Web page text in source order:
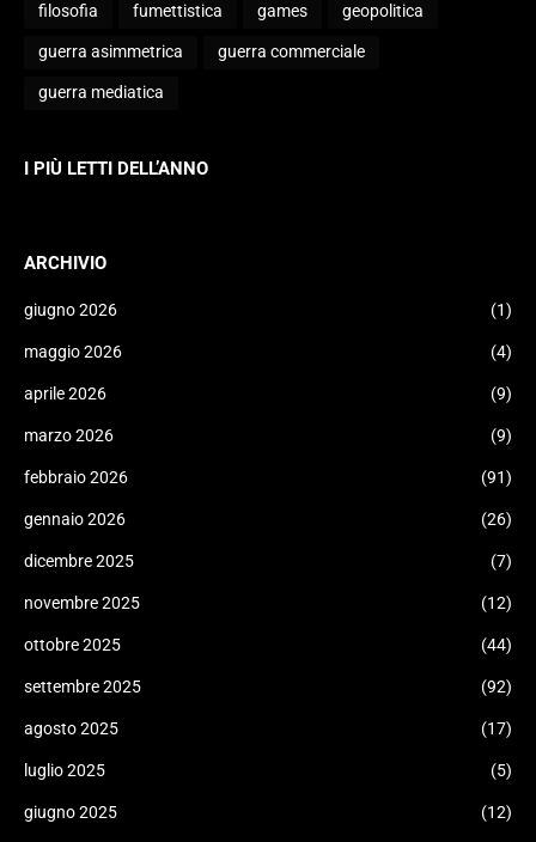
filosofia fumettistica games geopolitica
guerra asimmetrica guerra commerciale
guerra mediatica
I PIÙ LETTI DELL’ANNO
ARCHIVIO
giugno 2026 (1)
maggio 2026 (4)
aprile 2026 (9)
marzo 2026 (9)
febbraio 2026 (91)
gennaio 2026 (26)
dicembre 2025 (7)
novembre 2025 (12)
ottobre 2025 (44)
settembre 2025 (92)
agosto 2025 (17)
luglio 2025 (5)
giugno 2025 (12)